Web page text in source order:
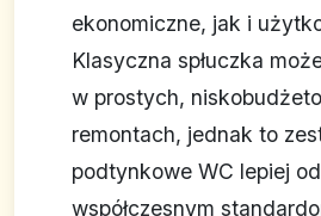
ekonomiczne, jak i
Klasyczna spłuczka
w prostych,
remontach, jednak to
podtynkowe WC lepiej
współczesnym